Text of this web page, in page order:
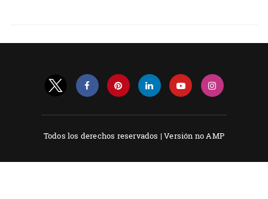
Todos los derechos reservados |Versión no AMP